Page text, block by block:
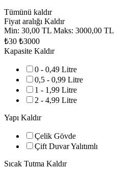
Tümünü kaldır
Fiyat aralığı Kaldır
Min: 30,00 TL Maks: 3000,00 TL
₺30 ₺3000
Kapasite Kaldır
0 - 0,49 Litre
0,5 - 0,99 Litre
1 - 1,99 Litre
2 - 4,99 Litre
Yapı Kaldır
Çelik Gövde
Çift Duvar Yalıtımlı
Sıcak Tutma Kaldır